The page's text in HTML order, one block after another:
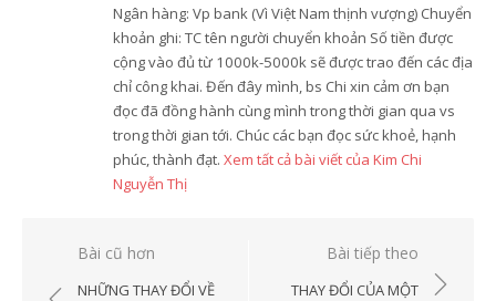
Ngân hàng: Vp bank (Vì Việt Nam thịnh vượng) Chuyển
khoản ghi: TC tên người chuyển khoản Số tiền được
cộng vào đủ từ 1000k-5000k sẽ được trao đến các địa
chỉ công khai. Đến đây mình, bs Chi xin cảm ơn bạn
đọc đã đồng hành cùng mình trong thời gian qua vs
trong thời gian tới. Chúc các bạn đọc sức khoẻ, hạnh
phúc, thành đạt. Xem tất cả bài viết của Kim Chi
Nguyễn Thị
Điều
hướng
Bài cũ hơn
NHỮNG THAY ĐỔI VỀ
Bài tiếp theo
THAY ĐỔI CỦA MỘT